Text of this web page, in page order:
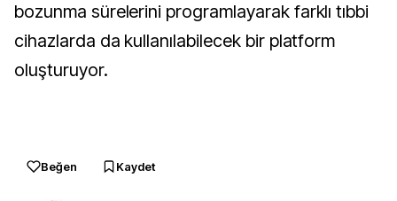
bozunma sürelerini programlayarak farklı tıbbi
cihazlarda da kullanılabilecek bir platform
oluşturuyor.
Beğen Kaydet